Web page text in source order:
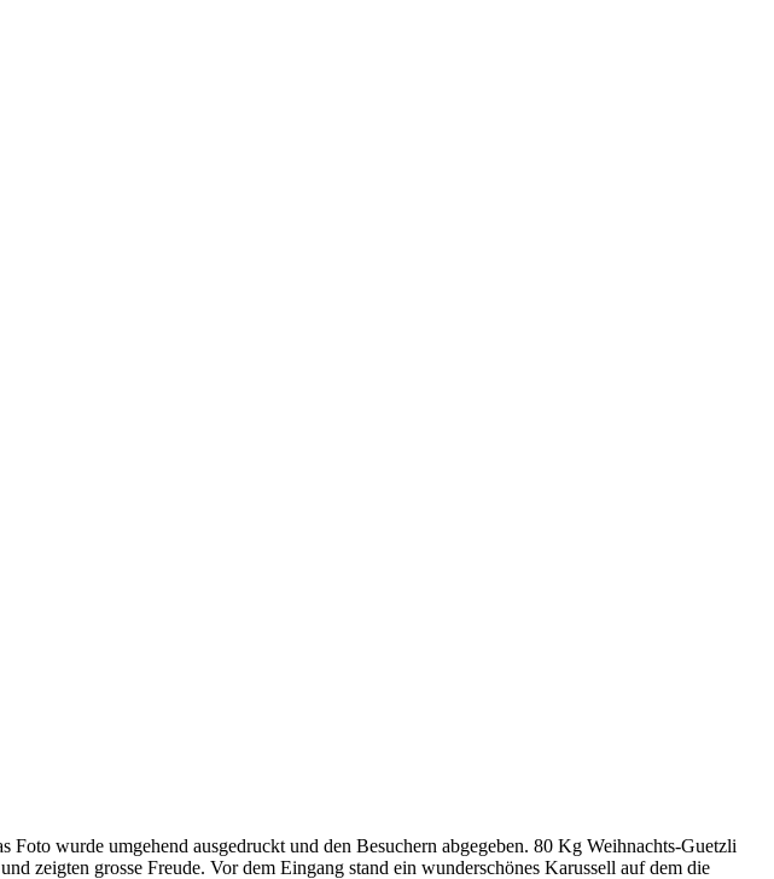
wurde umgehend ausgedruckt und den Besuchern abgegeben. 80 Kg Weihnachts-Guetzli
zeigten grosse Freude. Vor dem Eingang stand ein wunderschönes Karussell auf dem die